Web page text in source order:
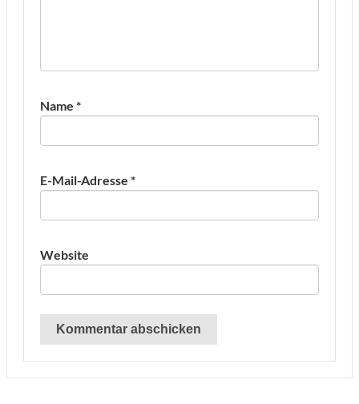
Name *
E-Mail-Adresse *
Website